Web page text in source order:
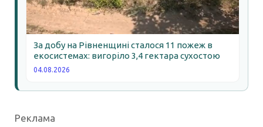
За добу на Рівненщині сталося 11 пожеж в
екосистемах: вигоріло 3,4 гектара сухостою
04.08.2026
Реклама